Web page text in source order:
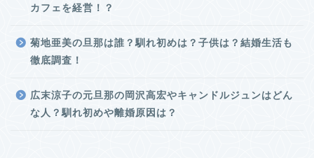
カフェを経営！？
菊地亜美の旦那は誰？馴れ初めは？子供は？結婚生活も
徹底調査！
広末涼子の元旦那の岡沢高宏やキャンドルジュンはどん
な人？馴れ初めや離婚原因は？